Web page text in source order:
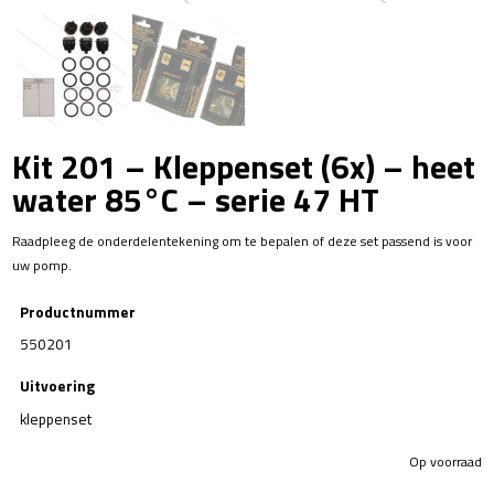
Kit 201 – Kleppenset (6x) – heet
water 85°C – serie 47 HT
Raadpleeg de onderdelentekening om te bepalen of deze set passend is voor
uw pomp.
Productnummer
550201
Uitvoering
kleppenset
Op voorraad